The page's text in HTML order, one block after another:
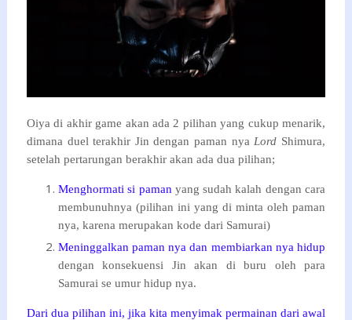
Oiya di akhir game akan ada 2 pilihan yang cukup menarik,
dimana duel terakhir Jin dengan paman nya Lord Shimura,
setelah pertarungan berakhir akan ada dua pilihan;
Menghormati si paman yang sudah kalah dengan cara
membunuhnya (pilihan ini yang di minta oleh paman
nya, karena merupakan kode dari Samurai)
Meninggalkan paman nya dan membiarkan nya hidup
dengan konsekuensi Jin akan di buru oleh para
Samurai se umur hidup nya.
Dari dua pilihan ini, jika kita menyimak permainan dari awal